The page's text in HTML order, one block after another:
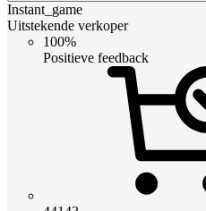
Instant_game
Uitstekende verkoper
100%
Positieve feedback